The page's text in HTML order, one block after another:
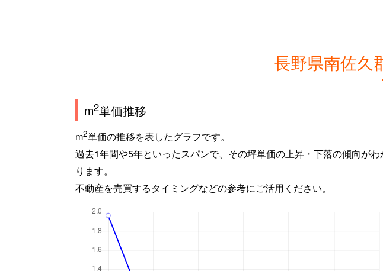
長野県南佐久
m2単価推移
m2単価の推移を表したグラフです。
過去1年間や5年といったスパンで、その坪単価の上昇・下落の傾向がわ
ります。
不動産を売買するタイミングなどの参考にご活用ください。